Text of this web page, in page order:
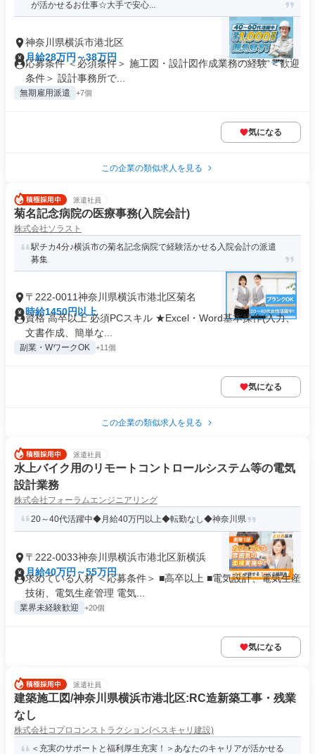
が活かせるお仕事☆大手で安心...
神奈川県横浜市港北区
月給28万円～38万円
応募条件 ＜必須条件＞ 施工図・設計図作成業務の経験 ＜歓迎
条件＞ 設計事務所で...
無期雇用派遣 +7個
気になる
この企業の類似求人を見る
派遣社員
菊名記念病院の医療事務(入院会計)
株式会社ソラスト
駅チカ4分♪横浜市の菊名記念病院で経験活かせる入院会計の派遣
募集
〒222-0011神奈川県横浜市港北区菊名
時給1450円以上
資格 高卒以上 必須PCスキル ★Excel・Word基本操作(入力、
文書作成、簡単な...
副業・WワークOK +11個
気になる
この企業の類似求人を見る
派遣社員
水上バイク用のリモートコントロールシステム等の電気
設計業務
株式会社フォーラムエンジニアリング
20～40代活躍中◆月給40万円以上◆転勤なし◆神奈川県
〒222-0033神奈川県横浜市港北区新横浜
月給40万円～55万円
求めている人材 ＜応募条件＞ ■高卒以上 ■電気設計、電気生産
技術、電気生産管理 電気...
業界未経験歓迎 +20個
気になる
派遣社員
建築施工図/神奈川県横浜市港北区:RC造新築工事・残業
なし
株式会社コプロコンストラクション(ベスキャリ建設)
＜充実のサポートと福利厚生充実！＞あなたのキャリアが活かせる